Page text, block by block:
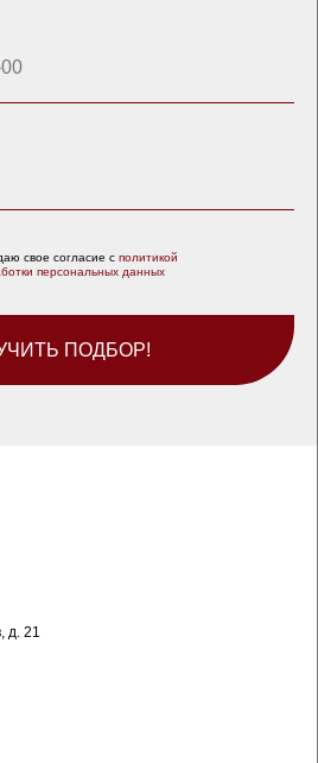
свое согласие с политикой
персональных данных
ПОДБОР!
д. 21